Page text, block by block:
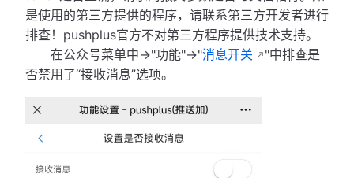
是使用的第三方提供的程序，请联系第三方开发者进行
排查！pushplus官方不对第三方程序提供技术支持。
在公众号菜单中->"功能"->"消息开关
"中排查是
否禁用了“接收消息”选项。